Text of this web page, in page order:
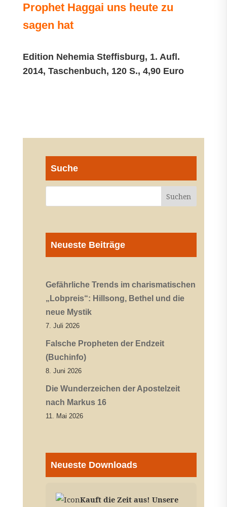
Prophet Haggai uns heute zu
sagen hat
Edition Nehemia Steffisburg, 1. Aufl.
2014, Taschenbuch, 120 S., 4,90 Euro
Suche
Neueste Beiträge
Gefährliche Trends im charismatischen
„Lobpreis“: Hillsong, Bethel und die
neue Mystik
7. Juli 2026
Falsche Propheten der Endzeit
(Buchinfo)
8. Juni 2026
Die Wunderzeichen der Apostelzeit
nach Markus 16
11. Mai 2026
Neueste Downloads
Kauft die Zeit aus! Unsere